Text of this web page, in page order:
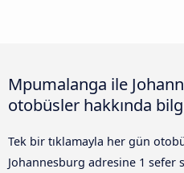
Mpumalanga ile
otobüsler hakkında
Tek bir tıklamayla her gün
Johannesburg adresine 1 sefer